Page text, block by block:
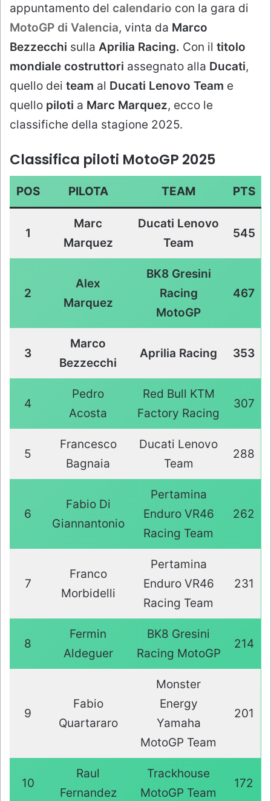
appuntamento del calendario con la gara di
MotoGP di Valencia, vinta da Marco
Bezzecchi sulla Aprilia Racing. Con il titolo
mondiale costruttori assegnato alla Ducati,
quello dei team al Ducati Lenovo Team e
quello piloti a Marc Marquez, ecco le
classifiche della stagione 2025.
Classifica piloti MotoGP 2025
POS PILOTA TEAM PTS
1
Marc
Marquez
Ducati Lenovo
Team
545
2
Alex
Marquez
BK8 Gresini
Racing
MotoGP
467
3
Marco
Bezzecchi
Aprilia Racing 353
4
Pedro
Acosta
Red Bull KTM
Factory Racing
307
5
Francesco
Bagnaia
Ducati Lenovo
Team
288
6
Fabio Di
Giannantonio
Pertamina
Enduro VR46
Racing Team
262
7
Franco
Morbidelli
Pertamina
Enduro VR46
Racing Team
231
8
Fermin
Aldeguer
BK8 Gresini
Racing MotoGP
214
9
Fabio
Quartararo
Monster
Energy
Yamaha
MotoGP Team
201
10
Raul
Fernandez
Trackhouse
MotoGP Team
172